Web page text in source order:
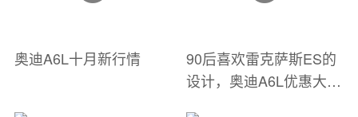
奥迪A6L十月新行情
90后喜欢雷克萨斯ES的
设计，奥迪A6L优惠大！